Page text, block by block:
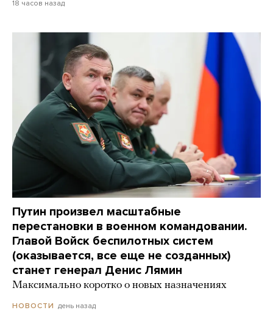
18 часов назад
Путин произвел масштабные
перестановки в военном командовании.
Главой Войск беспилотных систем
(оказывается, все еще не созданных)
станет генерал Денис Лямин
Максимально коротко о новых назначениях
НОВОСТИ день назад